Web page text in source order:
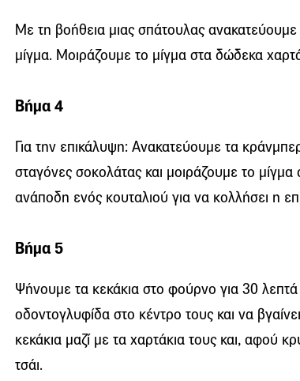
Με τη βοήθεια μιας σπάτουλας ανακατεύουμε
μίγμα. Μοιράζουμε το μίγμα στα δώδεκα
Βήμα 4
Για την επικάλυψη: Ανακατεύουμε τα
σταγόνες σοκολάτας και μοιράζουμε το
ανάποδη ενός κουταλιού για να κολλήσει η
Βήμα 5
Ψήνουμε τα κεκάκια στο φούρνο για 30
οδοντογλυφίδα στο κέντρο τους και να
κεκάκια μαζί με τα χαρτάκια τους και, αφού
τσάι.